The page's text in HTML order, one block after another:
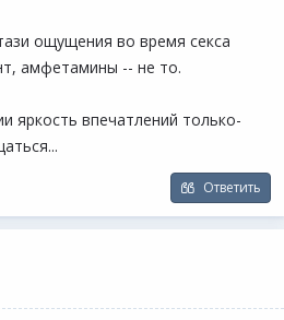
ощущения во время секса
амфетамины -- не то.
яркость впечатлений только-
Ответить